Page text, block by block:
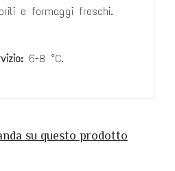
e formaggi freschi.
6-8 °C.
su questo prodotto